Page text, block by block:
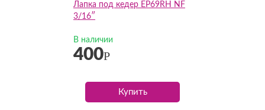
Лапка под кедер EP69RH NF
3/16″
В наличии
400Р
Купить